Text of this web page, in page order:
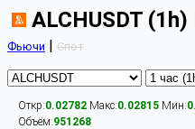
ALCHUSDT (1h)
Фьючи | Спот
Откр:0.02782 Макс:0.02815 Мин:
Объём:951268